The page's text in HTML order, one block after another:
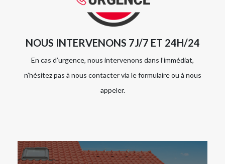
NOUS INTERVENONS 7J/7 ET 24H/24
En cas d’urgence, nous intervenons dans l’immédiat,
n’hésitez pas à nous contacter via le formulaire ou à nous
appeler.